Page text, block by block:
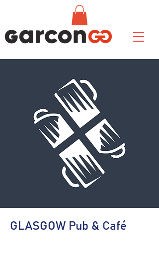
GLASGOW Pub & Café